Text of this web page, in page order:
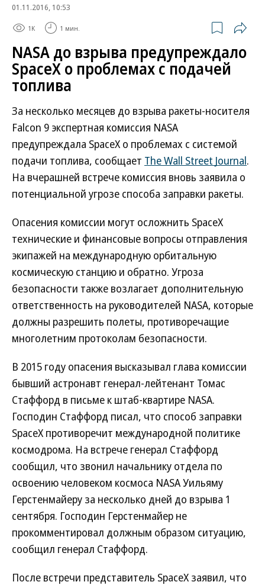
01.11.2016, 10:53
1K 1 мин.
NASA до взрыва предупреждало
SpaceX о проблемах с подачей
топлива
За несколько месяцев до взрыва ракеты-носителя
Falcon 9 экспертная комиссия NASA
предупреждала SpaceX о проблемах с системой
подачи топлива, сообщает The Wall Street Journal.
На вчерашней встрече комиссия вновь заявила о
потенциальной угрозе способа заправки ракеты.
Опасения комиссии могут осложнить SpaceX
технические и финансовые вопросы отправления
экипажей на международную орбитальную
космическую станцию и обратно. Угроза
безопасности также возлагает дополнительную
ответственность на руководителей NASA, которые
должны разрешить полеты, противоречащие
многолетним протоколам безопасности.
В 2015 году опасения высказывал глава комиссии
бывший астронавт генерал-лейтенант Томас
Стаффорд в письме к штаб-квартире NASA.
Господин Стаффорд писал, что способ заправки
SpaceX противоречит международной политике
космодрома. На встрече генерал Стаффорд
сообщил, что звонил начальнику отдела по
освоению человеком космоса NASA Уильяму
Герстенмайеру за несколько дней до взрыва 1
сентября. Господин Герстенмайер не
прокомментировал должным образом ситуацию,
сообщил генерал Стаффорд.
После встречи представитель SpaceX заявил, что